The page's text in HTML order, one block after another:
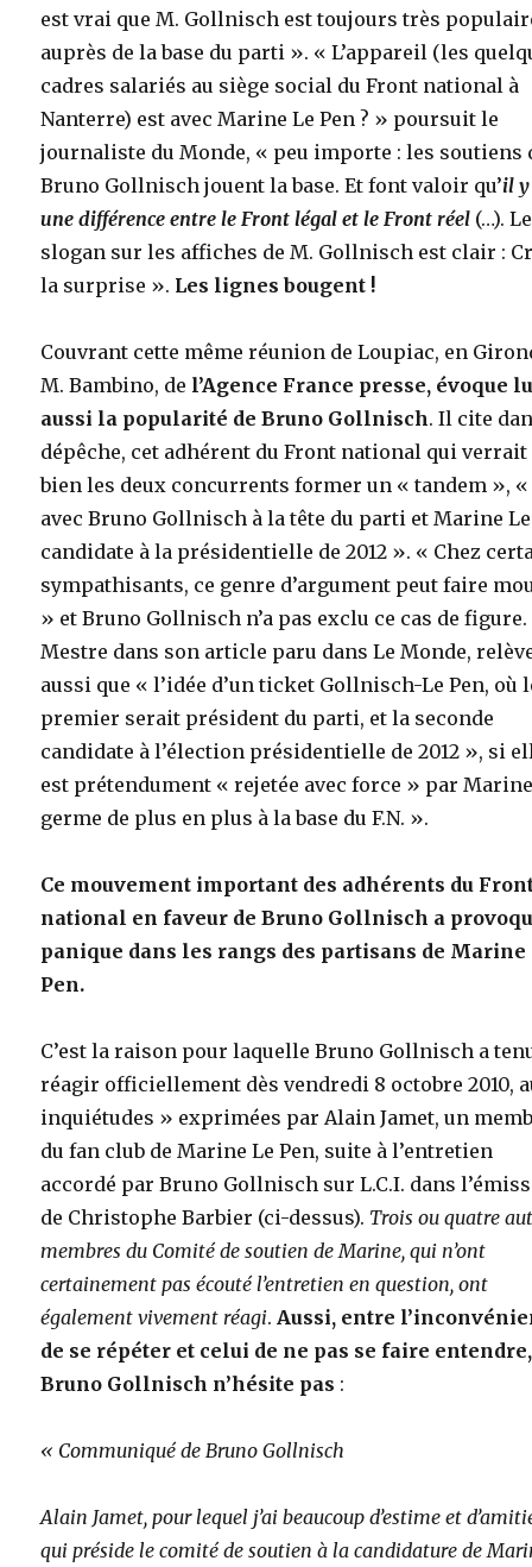
est vrai que M. Gollnisch est toujours très
auprès de la base du parti ». « L’appareil (les
cadres salariés au siège social du Front national à
Nanterre) est avec Marine Le Pen ? » poursuit le
journaliste du Monde, « peu importe : les soutiens
Bruno Gollnisch jouent la base. Et font valoir qu’il
une différence entre le Front légal et le Front réel (…). Le
slogan sur les affiches de M. Gollnisch est clair :
la surprise ». Les lignes bougent !
Couvrant cette même réunion de Loupiac, en
M. Bambino, de l’Agence France presse, évoque
aussi la popularité de Bruno Gollnisch. Il cite
dépêche, cet adhérent du Front national qui verrait
bien les deux concurrents former un « tandem », «
avec Bruno Gollnisch à la tête du parti et Marine
candidate à la présidentielle de 2012 ». « Chez
sympathisants, ce genre d’argument peut faire
» et Bruno Gollnisch n’a pas exclu ce cas de figure.
Mestre dans son article paru dans Le Monde,
aussi que « l’idée d’un ticket Gollnisch-Le Pen, où
premier serait président du parti, et la seconde
candidate à l’élection présidentielle de 2012 », si
est prétendument « rejetée avec force » par
germe de plus en plus à la base du F.N. ».
Ce mouvement important des adhérents du
national en faveur de Bruno Gollnisch a
panique dans les rangs des partisans de Marine
Pen.
C’est la raison pour laquelle Bruno Gollnisch a
réagir officiellement dès vendredi 8 octobre 2010,
inquiétudes » exprimées par Alain Jamet, un
du fan club de Marine Le Pen, suite à l’entretien
accordé par Bruno Gollnisch sur L.C.I. dans
de Christophe Barbier (ci-dessus). Trois ou quatre
membres du Comité de soutien de Marine, qui n’ont
certainement pas écouté l’entretien en question, ont
également vivement réagi. Aussi, entre
de se répéter et celui de ne pas se faire entendre,
Bruno Gollnisch n’hésite pas :
« Communiqué de Bruno Gollnisch
Alain Jamet, pour lequel j’ai beaucoup d’estime et
qui préside le comité de soutien à la candidature de